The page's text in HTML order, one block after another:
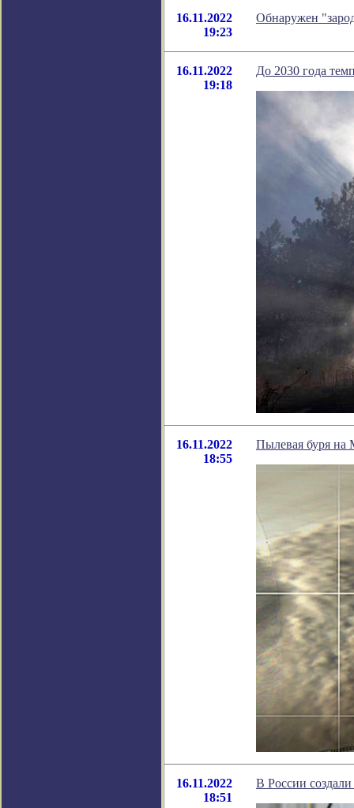
16.11.2022
19:23
Обнаружен
16.11.2022
19:18
До 2030 года
16.11.2022
18:55
Пылевая буря на
16.11.2022
18:51
В России